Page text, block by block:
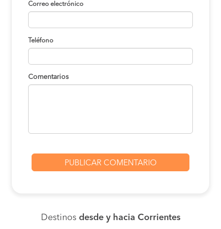
Correo electrónico
Teléfono
Comentarios
Destinos desde y hacia Corrientes